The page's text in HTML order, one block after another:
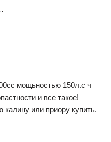
мощьностью 150л.с ч
и все такое!
или приору купить.